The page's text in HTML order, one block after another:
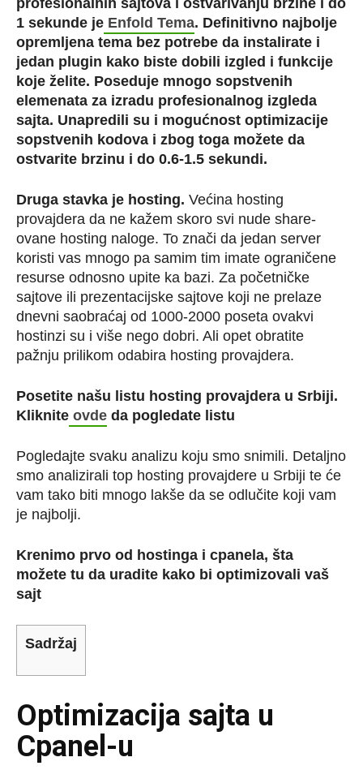
profesionalnih sajtova i ostvarivanju brzine i do
1 sekunde je Enfold Tema. Definitivno najbolje
opremljena tema bez potrebe da instalirate i
jedan plugin kako biste dobili izgled i funkcije
koje želite. Poseduje mnogo sopstvenih
elemenata za izradu profesionalnog izgleda
sajta. Unapredili su i mogućnost optimizacije
sopstvenih kodova i zbog toga možete da
ostvarite brzinu i do 0.6-1.5 sekundi.
Druga stavka je hosting. Većina hosting
provajdera da ne kažem skoro svi nude share-
ovane hosting naloge. To znači da jedan server
koristi vas mnogo pa samim tim imate ograničene
resurse odnosno upite ka bazi. Za početničke
sajtove ili prezentacijske sajtove koji ne prelaze
dnevni saobraćaj od 1000-2000 poseta ovakvi
hostinzi su i više nego dobri. Ali opet obratite
pažnju prilikom odabira hosting provajdera.
Posetite našu listu hosting provajdera u Srbiji.
Kliknite ovde da pogledate listu
Pogledajte svaku analizu koju smo snimili. Detaljno
smo analizirali top hosting provajdere u Srbiji te će
vam tako biti mnogo lakše da se odlučite koji vam
je najbolji.
Krenimo prvo od hostinga i cpanela, šta
možete tu da uradite kako bi optimizovali vaš
sajt
Sadržaj
Optimizacija sajta u
Cpanel-u